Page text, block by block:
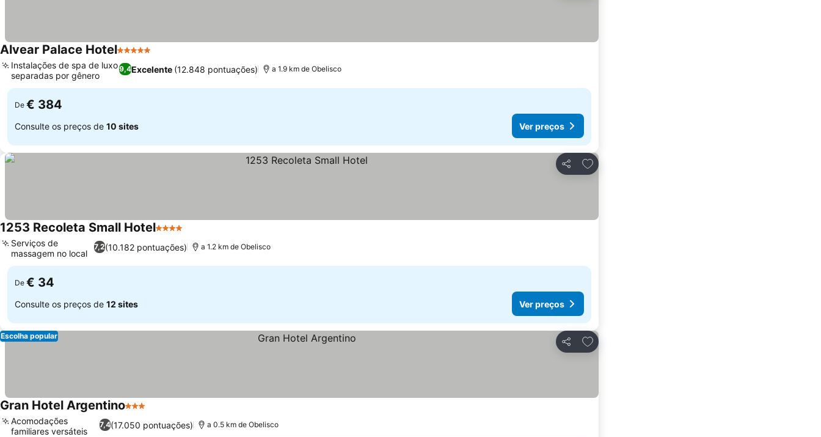
Alvear Palace Hotel5 Estrelas
9,4Excelente (12.848 pontuações)
Instalações de spa de luxo
separadas por gênero
a 1.9 km de Obelisco
De € 384
Consulte os preços de 10 sites Ver preços
Partilhar
Adicionar aos favoritos
1253 Recoleta Small Hotel4 Estrelas
7,2(10.182 pontuações)
Serviços de
massagem no local
a 1.2 km de Obelisco
De € 34
Consulte os preços de 12 sites Ver preços
Partilhar
Adicionar aos favoritos
Escolha popular
Gran Hotel Argentino3 Estrelas
7,4(17.050 pontuações)
Acomodações
familiares versáteis
a 0.5 km de Obelisco